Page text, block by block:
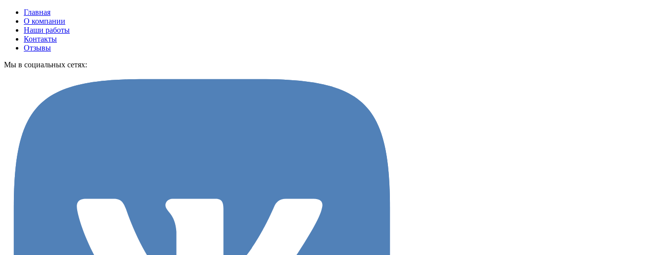
Главная
О компании
Наши работы
Контакты
Отзывы
Мы в социальных сетях: